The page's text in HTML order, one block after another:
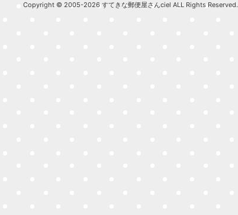
Copyright © 2005-2026 すてきな郵便屋さんciel ALL Rights Reserved.